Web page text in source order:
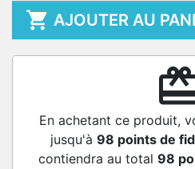
 AJOUTER AU
En achetant ce produit,
jusqu'à 98 points de
contiendra au total 98